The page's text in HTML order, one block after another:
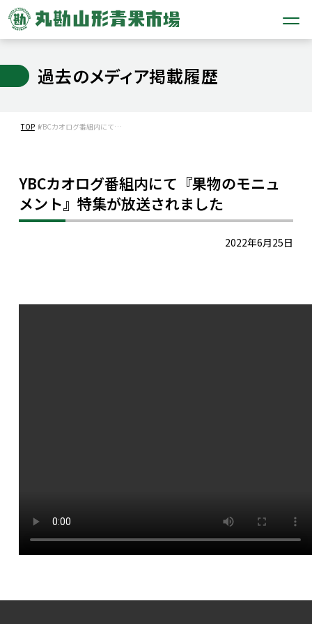
過去のメディア掲載履歴
TOP YBCカオログ番組内にて…
YBCカオログ番組内にて『果物のモニュ
メント』特集が放送されました
2022年6月25日